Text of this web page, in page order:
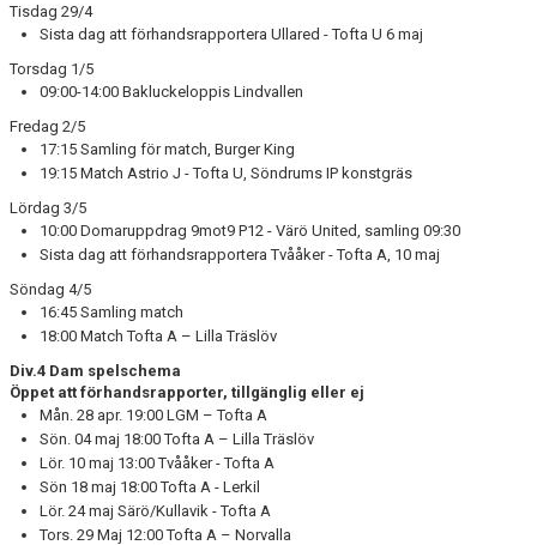
Tisdag 29/4
Sista dag att förhandsrapportera Ullared - Tofta U 6 maj
Torsdag 1/5
09:00-14:00 Bakluckeloppis Lindvallen
Fredag 2/5
17:15 Samling för match, Burger King
19:15 Match Astrio J - Tofta U, Söndrums IP konstgräs
Lördag 3/5
10:00 Domaruppdrag 9mot9 P12 - Värö United, samling 09:30
Sista dag att förhandsrapportera Tvååker - Tofta A, 10 maj
Söndag 4/5
16:45 Samling match
18:00 Match Tofta A – Lilla Träslöv
Div.4 Dam spelschema
Öppet att förhandsrapporter, tillgänglig eller ej
Mån. 28 apr. 19:00 LGM – Tofta A
Sön. 04 maj 18:00 Tofta A – Lilla Träslöv
Lör. 10 maj 13:00 Tvååker - Tofta A
Sön 18 maj 18:00 Tofta A - Lerkil
Lör. 24 maj Särö/Kullavik - Tofta A
Tors. 29 Maj 12:00 Tofta A – Norvalla